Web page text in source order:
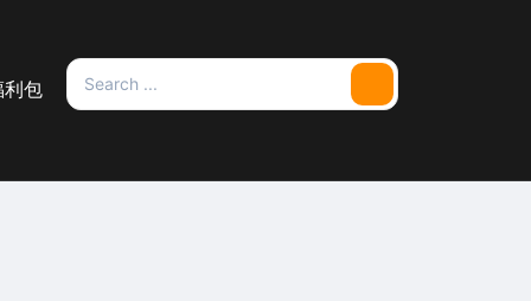
利包
Search
for:
Search